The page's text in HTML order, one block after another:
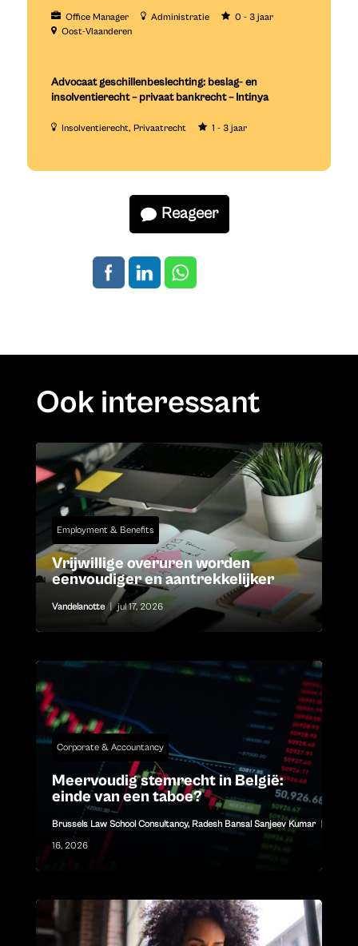
Office Manager Administratie
0 - 3 jaar
Oost-Vlaanderen
Advocaat geschillenbeslechting: beslag- en
insolventierecht – privaat bankrecht – Intinya
Insolventierecht Privaatrecht 1 - 3 jaar
Reageer
Ook interessant
Employment & Benefits
Vrijwillige overuren worden
eenvoudiger en aantrekkelijker
Vandelanotte | jul 17, 2026
Corporate & Accountancy
Meervoudig stemrecht in België:
einde van een taboe?
Brussels Law School Consultancy, Radesh Bansal Sanjeev Kumar
16, 2026